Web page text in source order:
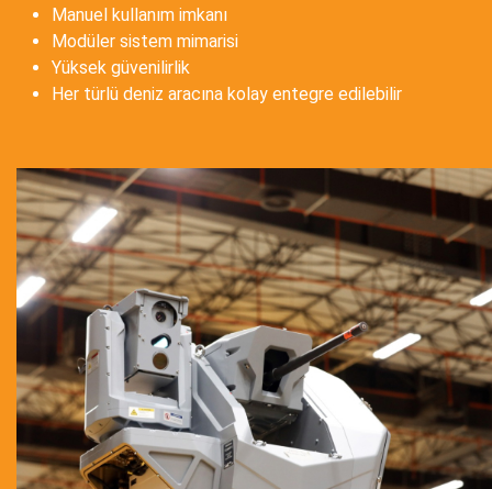
Manuel kullanım imkanı
Modüler sistem mimarisi
Yüksek güvenilirlik
Her türlü deniz aracına kolay entegre edilebilir